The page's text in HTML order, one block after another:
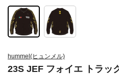
hummel(ヒュンメル)
23S JEF フォイエ トラッ